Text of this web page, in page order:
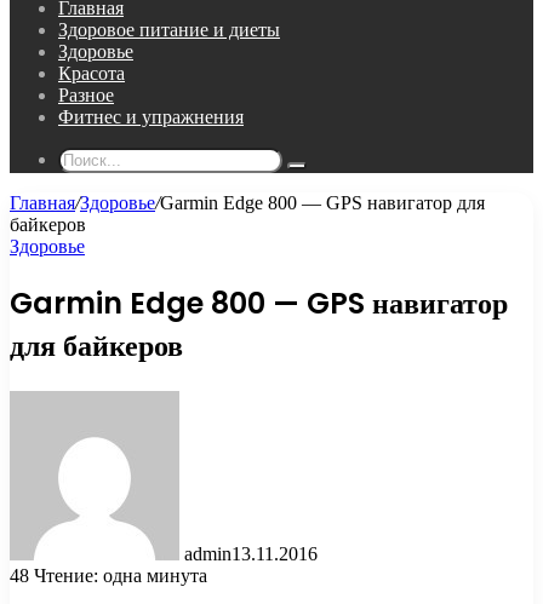
Главная
Здоровое питание и диеты
Здоровье
Красота
Разное
Фитнес и упражнения
Поиск...
Главная/Здоровье/Garmin Edge 800 — GPS навигатор для
байкеров
Здоровье
Garmin Edge 800 — GPS навигатор
для байкеров
admin13.11.2016
48 Чтение: одна минута